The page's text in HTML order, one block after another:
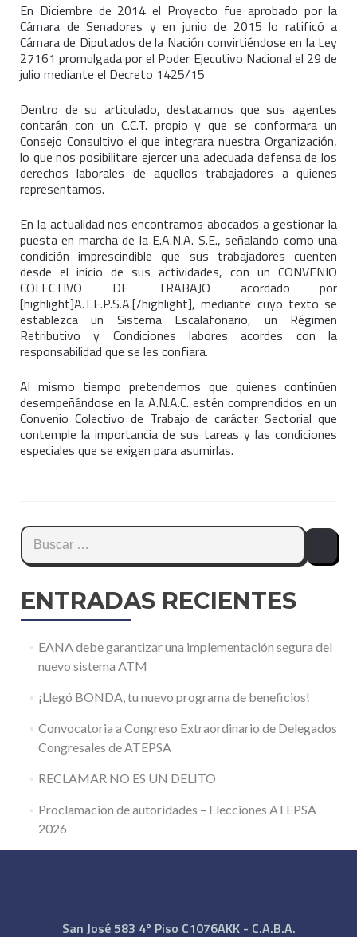
En Diciembre de 2014 el Proyecto fue aprobado por la
Cámara de Senadores y en junio de 2015 lo ratificó a
Cámara de Diputados de la Nación convirtiéndose en la Ley
27161 promulgada por el Poder Ejecutivo Nacional el 29 de
julio mediante el Decreto 1425/15
Dentro de su articulado, destacamos que sus agentes
contarán con un C.C.T. propio y que se conformara un
Consejo Consultivo el que integrara nuestra Organización,
lo que nos posibilitare ejercer una adecuada defensa de los
derechos laborales de aquellos trabajadores a quienes
representamos.
En la actualidad nos encontramos abocados a gestionar la
puesta en marcha de la E.A.N.A. S.E., señalando como una
condición imprescindible que sus trabajadores cuenten
desde el inicio de sus actividades, con un CONVENIO
COLECTIVO DE TRABAJO acordado por
[highlight]A.T.E.P.S.A.[/highlight], mediante cuyo texto se
establezca un Sistema Escalafonario, un Régimen
Retributivo y Condiciones labores acordes con la
responsabilidad que se les confiara.
Al mismo tiempo pretendemos que quienes continúen
desempeñándose en la A.N.A.C. estén comprendidos en un
Convenio Colectivo de Trabajo de carácter Sectorial que
contemple la importancia de sus tareas y las condiciones
especiales que se exigen para asumirlas.
Buscar:
ENTRADAS RECIENTES
EANA debe garantizar una implementación segura del
nuevo sistema ATM
¡Llegó BONDA, tu nuevo programa de beneficios!
Convocatoria a Congreso Extraordinario de Delegados
Congresales de ATEPSA
RECLAMAR NO ES UN DELITO
Proclamación de autoridades – Elecciones ATEPSA
2026
San José 583 4º Piso C1076AKK - C.A.B.A.